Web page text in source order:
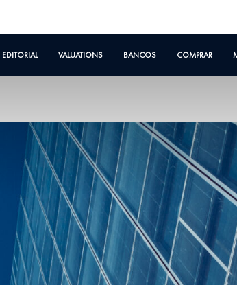
EDITORIAL VALUATIONS BANCOS COMPRAR